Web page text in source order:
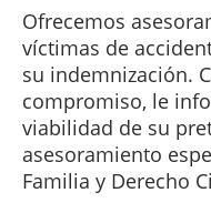
Ofrecemos
víctimas de
su indemnización.
compromiso, le
viabilidad de su
asesoramiento
Familia y Derecho